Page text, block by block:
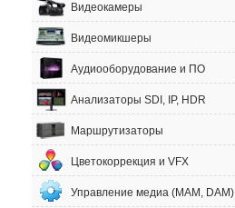
Видеокамеры
Видеомикшеры
Аудиооборудование и ПО
Анализаторы SDI, IP, HDR
Маршрутизаторы
Цветокоррекция и VFX
Управление медиа (MAM, DAM)